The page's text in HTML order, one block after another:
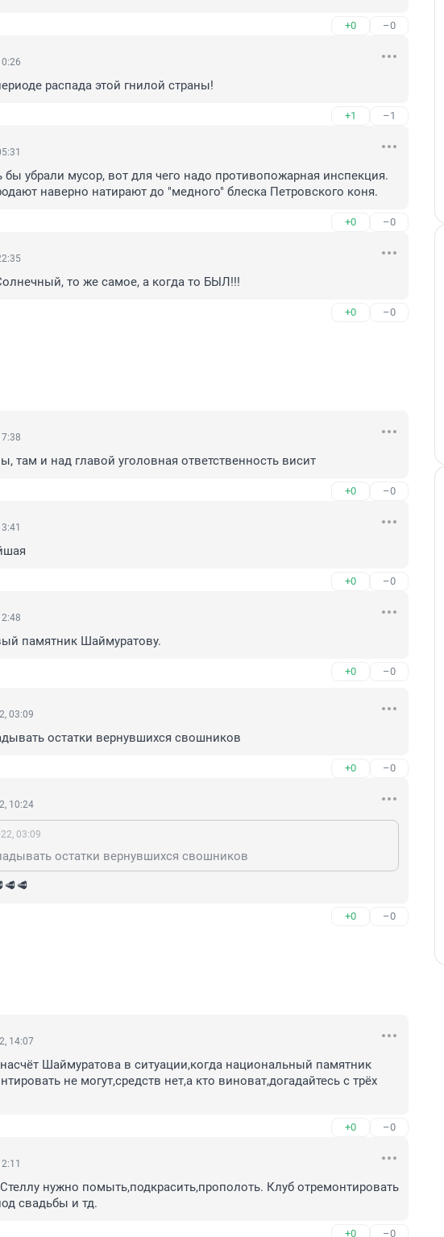
+0 –0
распада этой гнилой страны!
+1 –1
бы убрали мусор, вот для чего надо противопожарная инспекция.
наверно натирают до "медного" блеска Петровского коня.
+0 –0
то же самое, а когда то БЫЛ!!!
+0 –0
там и над главой уголовная ответственность висит
+0 –0
+0 –0
памятник Шаймуратову.
+0 –0
03:09
остатки вернувшихся свошников
+0 –0
10:24
03:09
остатки вернувшихся свошников
+0 –0
14:07
Шаймуратова в ситуации,когда национальный памятник
не могут,средств нет,а кто виноват,догадайтесь с трёх
+0 –0
нужно помыть,подкрасить,прополоть. Клуб отремонтировать
свадьбы и тд.
+0 –0